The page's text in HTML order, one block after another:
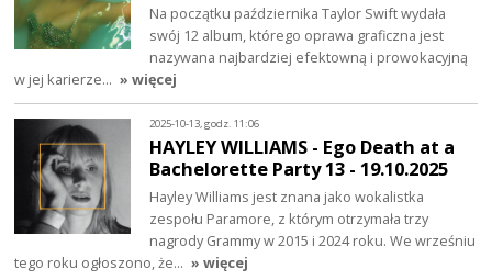
Na początku października Taylor Swift wydała
swój 12 album, którego oprawa graficzna jest
nazywana najbardziej efektowną i prowokacyjną
w jej karierze… » więcej
2025-10-13, godz. 11:06
HAYLEY WILLIAMS - Ego Death at a
Bachelorette Party 13 - 19.10.2025
Hayley Williams jest znana jako wokalistka
zespołu Paramore, z którym otrzymała trzy
nagrody Grammy w 2015 i 2024 roku. We wrześniu
tego roku ogłoszono, że… » więcej